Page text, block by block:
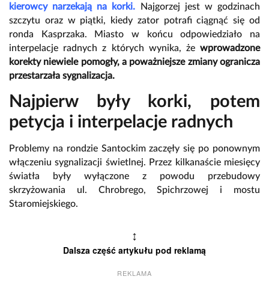
kierowcy narzekają na korki.
Najgorzej jest w godzinach
szczytu oraz w piątki, kiedy zator potrafi ciągnąć się od
ronda Kasprzaka. Miasto w końcu odpowiedziało na
interpelacje radnych z których wynika, że wprowadzone
korekty niewiele pomogły, a poważniejsze zmiany ogranicza
przestarzała sygnalizacja.
Najpierw były korki, potem
petycja i interpelacje radnych
Problemy na rondzie Santockim zaczęły się po ponownym
włączeniu sygnalizacji świetlnej. Przez kilkanaście miesięcy
światła były wyłączone z powodu przebudowy
skrzyżowania ul. Chrobrego, Spichrzowej i mostu
Staromiejskiego.
↕
Dalsza część artykułu pod reklamą
REKLAMA